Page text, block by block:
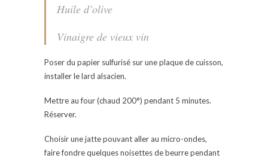
Huile d’olive
Vinaigre de vieux vin
Poser du papier sulfurisé sur une plaque de cuisson,
installer le lard alsacien.
Mettre au four (chaud 200°) pendant 5 minutes.
Réserver.
Choisir une jatte pouvant aller au micro-ondes,
faire fondre quelques noisettes de beurre pendant